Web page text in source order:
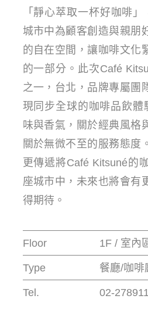
「靜心萃取一杯好咖啡
城市中為顧客創造與親朋
的自在空間，讓咖啡文化
的一部分。此次Café
之一，台北，品牌專屬團
現同步全球的咖啡品飲
味與香氣，關於經典風格
關於無微不至的服務態度
更傳遞將Café Kitsuné的
座城市中，未來也將會有
得期待。
Floor 1F / 室內
Type 餐廳/咖啡
Tel. 02-